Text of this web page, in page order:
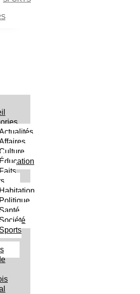
Actualités
Affaires
Éducation
Faits
Habitation
Politique
Santé
Société
Sports